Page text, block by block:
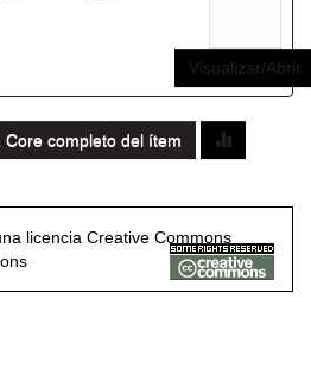
Visualizar/Abrir
completo del ítem
licencia Creative Commons